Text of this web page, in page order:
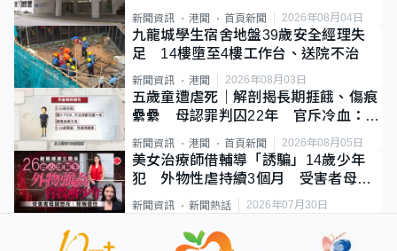
新聞資訊 港聞 首頁新聞 2026年08月04日
九龍城學生宿舍地盤39歲安全經理失
足 14樓墮至4樓工作台、送院不治
新聞資訊 港聞 2026年08月03日
五歲童遭虐死｜解剖揭長期捱餓、傷痕
纍纍 母認罪判囚22年 官斥冷血：同
類案最惡劣
新聞資訊 港聞 首頁新聞 2026年08月05日
美女治療師借輔導「誘騙」14歲少年
犯 外物性虐持續3個月 受害者母：
要保護其他人
新聞資訊 新聞熱話 2026年07月30日